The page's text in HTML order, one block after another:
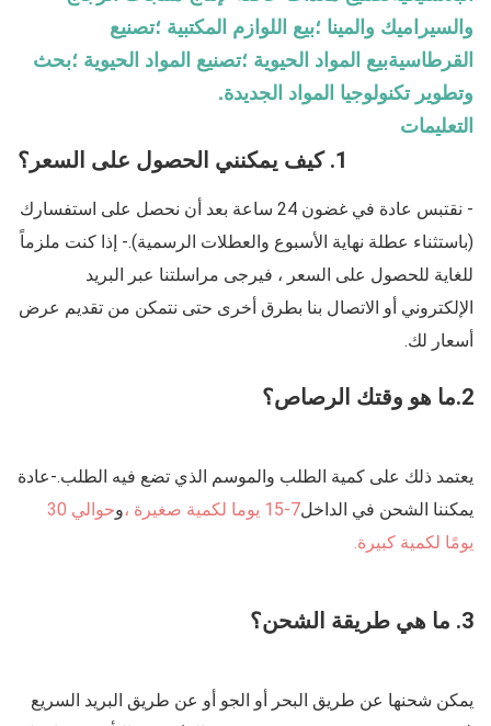
والسيراميك والمينا ؛بيع اللوازم المكتبية ؛تصنيع
القرطاسيةبيع المواد الحيوية ؛تصنيع المواد الحيوية ؛بحث
وتطوير تكنولوجيا المواد الجديدة.
التعليمات
1. كيف يمكنني الحصول على السعر؟
أسعار لك.
2. ما هو وقتك الرصاص؟
يمكننا الشحن في الداخل7-15 يوما لكمية صغيرة ، و
يومًا لكمية كبيرة.
3. ما هي طريقة الشحن؟